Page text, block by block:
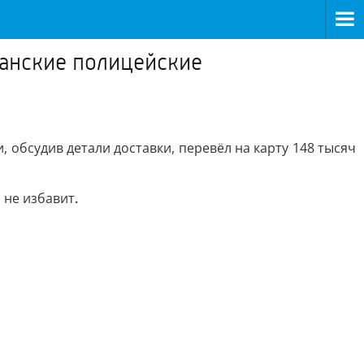
полицейские
детали доставки, перевёл на карту 148 тысяч
избавит.